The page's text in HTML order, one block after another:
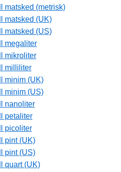
matsked (metrisk)
matsked (UK)
matsked (US)
megaliter
mikroliter
milliliter
minim (UK)
minim (US)
nanoliter
petaliter
picoliter
pint (UK)
pint (US)
quart (UK)